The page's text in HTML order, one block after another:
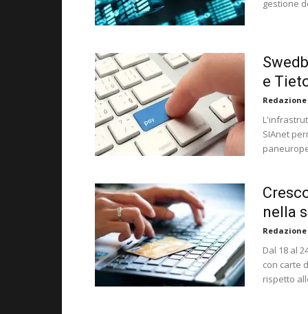
gestione
e
SIAnet
nella
Dal 18 al
con carte
rispetto